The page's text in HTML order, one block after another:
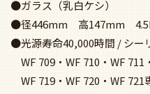
●鋼（マットシルバー色）
●ガラス（乳白ケシ）
●径446mm 高147mm
●光源寿命40,000時間 / シー
WF 709・WF 710・WF 711